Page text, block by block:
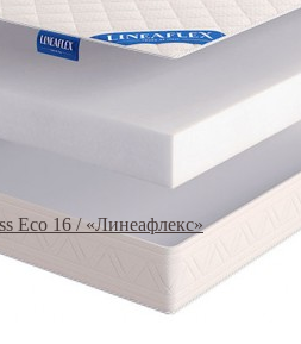
Eco 16 / «Линеафлекс»